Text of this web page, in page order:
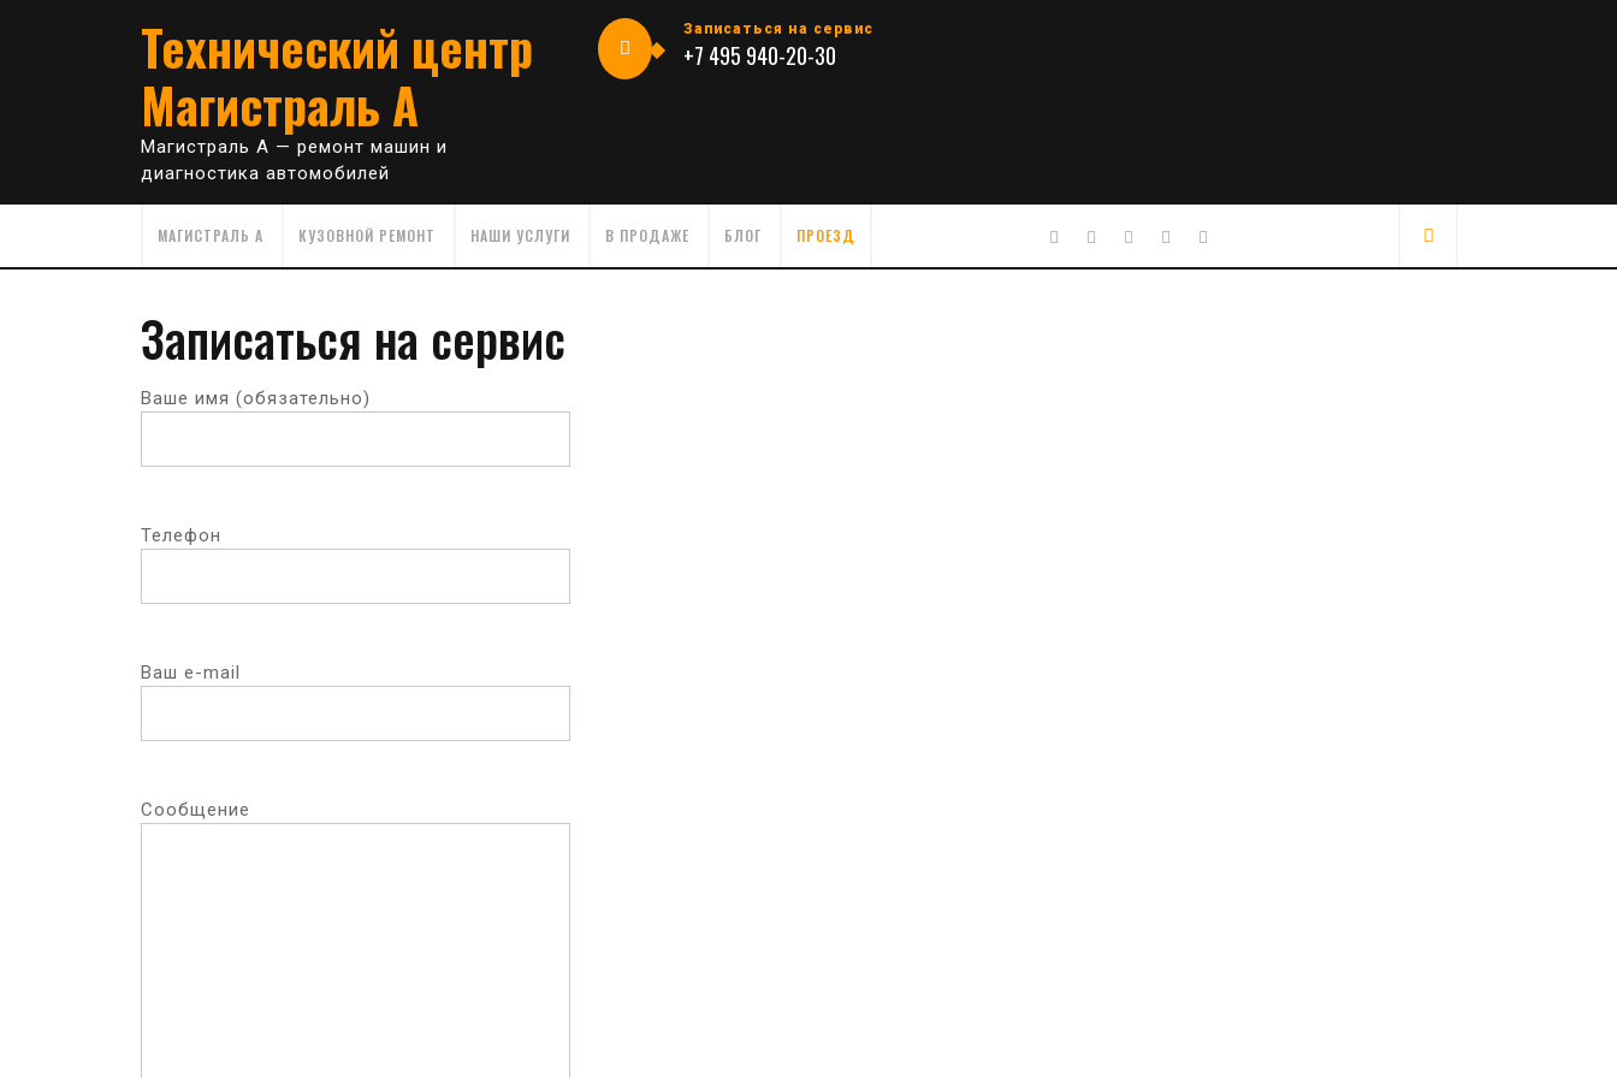
Технический центр
Магистраль А
Магистраль А — ремонт машин и
диагностика автомобилей
Записаться на сервис
+7 495 940-20-30
МАГИСТРАЛЬ А КУЗОВНОЙ РЕМОНТ НАШИ УСЛУГИ В ПРОДАЖЕ БЛОГ ПРОЕЗД
Записаться на сервис
Ваше имя (обязательно)
Телефон
Ваш e-mail
Сообщение